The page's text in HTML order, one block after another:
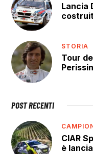
Lancia
STORIA
Tour
POST RECENTI
CIAR
è